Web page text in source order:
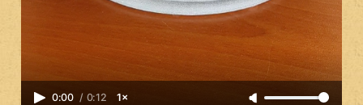
0:00 / 0:12 1×